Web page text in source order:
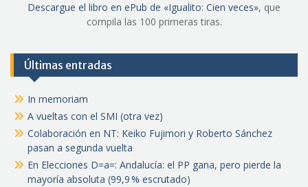
Descargue el libro en ePub de «Igualito: Cien veces», que
compila las 100 primeras tiras.
Últimas entradas
In memoriam
A vueltas con el SMI (otra vez)
Colaboración en NT: Keiko Fujimori y Roberto Sánchez
pasan a segunda vuelta
En Elecciones D=a=: Andalucía: el PP gana, pero pierde la
mayoría absoluta (99,9 % escrutado)